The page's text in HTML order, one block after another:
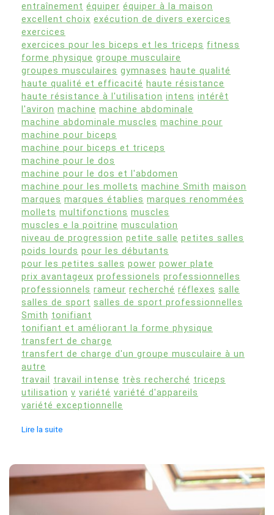
entraînement équiper équiper à la maison
excellent choix exécution de divers exercices
exercices
exercices pour les biceps et les triceps fitness
forme physique groupe musculaire
groupes musculaires gymnases haute qualité
haute qualité et efficacité haute résistance
haute résistance à l'utilisation intens intérêt
l'aviron machine machine abdominale
machine abdominale muscles machine pour
machine pour biceps
machine pour biceps et triceps
machine pour le dos
machine pour le dos et l'abdomen
machine pour les mollets machine Smith maison
marques marques établies marques renommées
mollets multifonctions muscles
muscles e la poitrine musculation
niveau de progression petite salle petites salles
poids lourds pour les débutants
pour les petites salles power power plate
prix avantageux professionels professionnelles
professionnels rameur recherché réflexes salle
salles de sport salles de sport professionnelles
Smith tonifiant
tonifiant et améliorant la forme physique
transfert de charge
transfert de charge d'un groupe musculaire à un
autre
travail
travail intense très recherché triceps
utilisation v variété variété d'appareils
variété exceptionnelle
Lire la suite